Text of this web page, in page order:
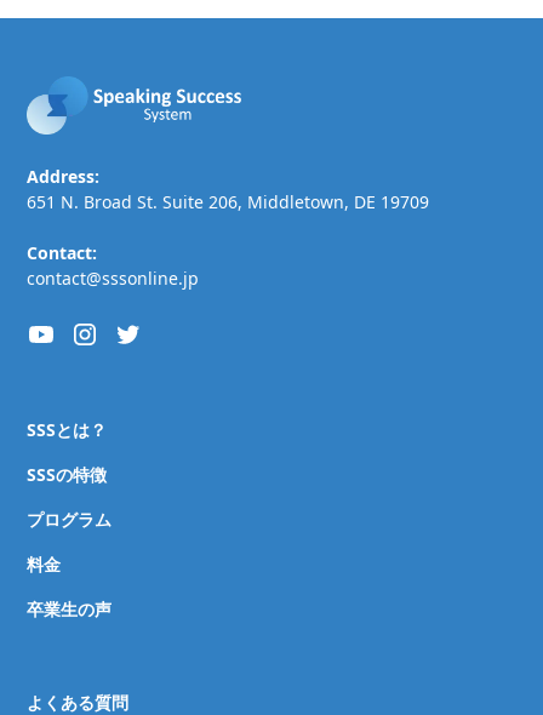
Address:
651 N. Broad St. Suite 206, Middletown, DE 19709
Contact:
contact@sssonline.jp
SSSとは？
SSSの特徴
プログラム
料金
卒業生の声
よくある質問